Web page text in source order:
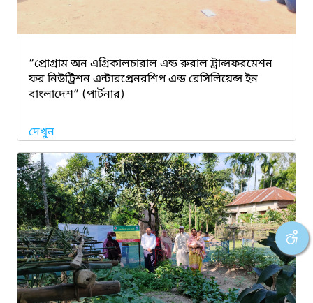
“প্রোগ্রাম অন এগ্রিকালচারাল এন্ড রুরাল ট্রান্সফরমেশন
ফর নিউট্রিশন এন্টারপ্রেনরশিপ এন্ড রেসিলিয়েন্স ইন
বাংলাদেশ” (পার্টনার)
দেখুন